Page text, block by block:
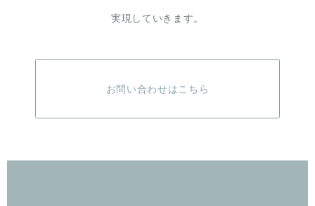
実現していきます。
お問い合わせはこちら